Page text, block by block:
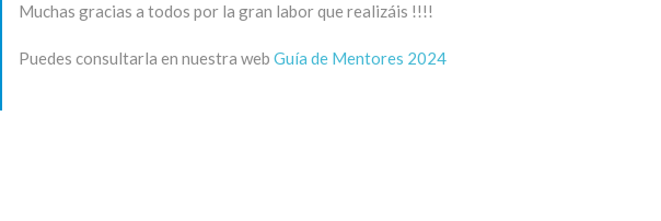
Muchas gracias a todos por la gran labor que realizáis !!!!
Puedes consultarla en nuestra web Guía de Mentores 2024